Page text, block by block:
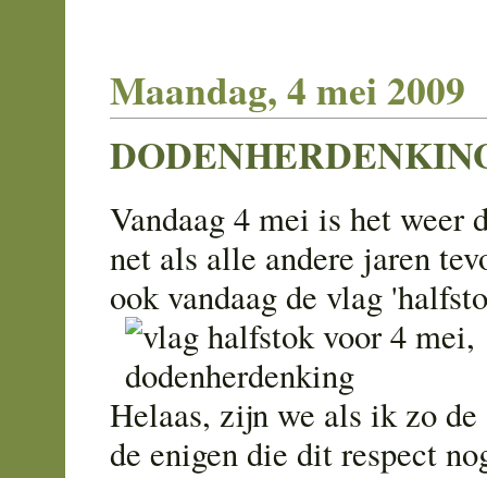
Maandag, 4 mei 2009
Vandaag 4 mei is het weer
net als alle andere jaren
ook vandaag de vlag
Helaas, zijn we als ik zo
de enigen die dit respect